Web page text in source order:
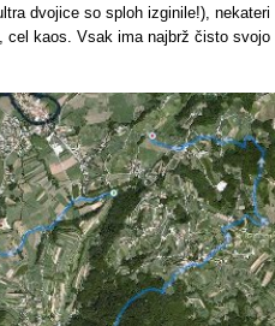
dvojice so sploh izginile!), nekateri
kaos. Vsak ima najbrž čisto svojo